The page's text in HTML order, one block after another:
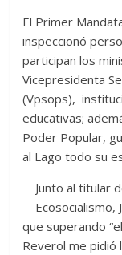
El Primer
inspeccionó
participan los
Vicepresidenta
(Vpsops),
educativas;
Poder Popular,
al Lago todo su
Junto al titular
Ecosocialismo,
que superando
Reverol me pidió